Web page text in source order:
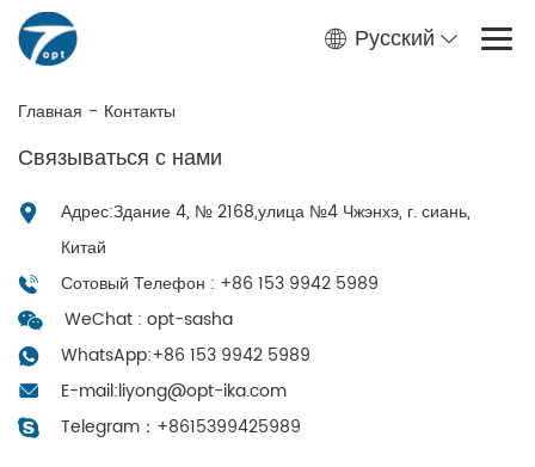
Русский
Главная - Контакты
Связываться с нами
Адрес:Здание 4, № 2168,улица №4 Чжэнхэ, г. сиань,
Китай
Сотовый Телефон : +86 153 9942 5989
WeChat : opt-sasha
WhatsApp:+86 153 9942 5989
E-mail:liyong@opt-ika.com
Telegram： +8615399425989